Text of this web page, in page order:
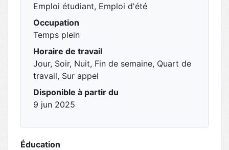
Emploi étudiant, Emploi d'été
Occupation
Temps plein
Horaire de travail
Jour, Soir, Nuit, Fin de semaine, Quart de
travail, Sur appel
Disponible à partir du
9 jun 2025
Éducation